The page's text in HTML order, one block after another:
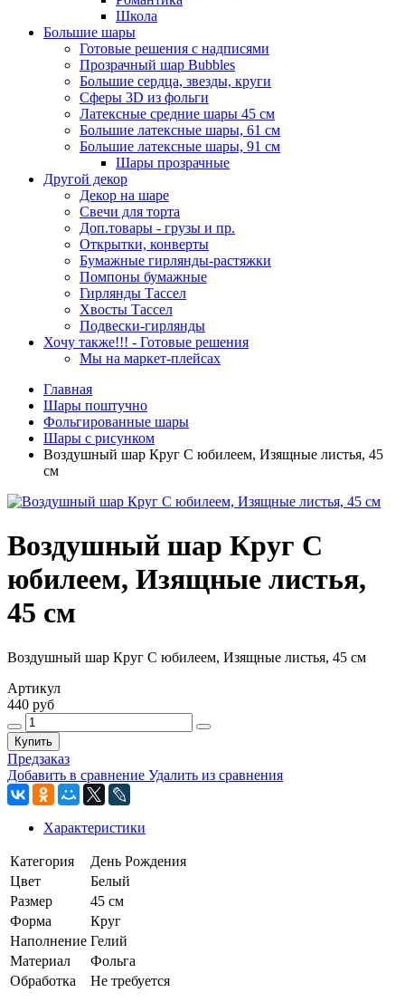
Школа
Большие шары
Готовые решения с надписями
Прозрачный шар Bubbles
Большие сердца, звезды, круги
Сферы 3D из фольги
Латексные средние шары 45 см
Большие латексные шары, 61 см
Большие латексные шары, 91 см
Шары прозрачные
Другой декор
Декор на шаре
Свечи для торта
Доп.товары - грузы и пр.
Открытки, конверты
Бумажные гирлянды-растяжки
Помпоны бумажные
Гирлянды Тассел
Хвосты Тассел
Подвески-гирлянды
Хочу также!!! - Готовые решения
Мы на маркет-плейсах
Главная
Шары поштучно
Фольгированные шары
Шары с рисунком
Воздушный шар Круг С юбилеем, Изящные листья, 45
см
Воздушный шар Круг С
юбилеем, Изящные листья,
45 см
Воздушный шар Круг С юбилеем, Изящные листья, 45 см
Артикул
440 руб
Купить
Предзаказ
Добавить в сравнение Удалить из сравнения
Характеристики
Категория
День Рождения
Цвет
Белый
Размер
45 см
Форма
Круг
Наполнение Гелий
Материал
Фольга
Обработка
Не требуется